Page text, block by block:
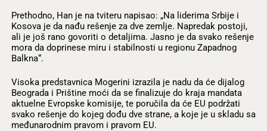
Prethodno, Han je na tviteru napisao: „Na liderima Srbije i
Kosova je da nađu rešenje za dve zemlje. Napredak postoji,
ali je još rano govoriti o detaljima. Jasno je da svako rešenje
mora da doprinese miru i stabilnosti u regionu Zapadnog
Balkna“.
Visoka predstavnica Mogerini izrazila je nadu da će dijalog
Beograda i Prištine moći da se finalizuje do kraja mandata
aktuelne Evropske komisije, te poručila da će EU podržati
svako rešenje do kojeg dođu dve strane, a koje je u skladu sa
međunarodnim pravom i pravom EU.